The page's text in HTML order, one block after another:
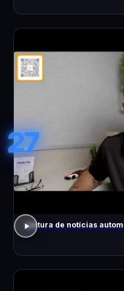
27
Leitura de notícias